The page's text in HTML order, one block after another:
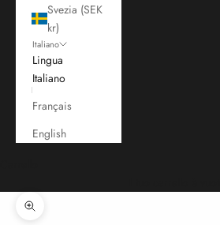
Svezia (SEK
kr)
Italiano
Lingua
Italiano
Français
English
Ingrandisci immagine